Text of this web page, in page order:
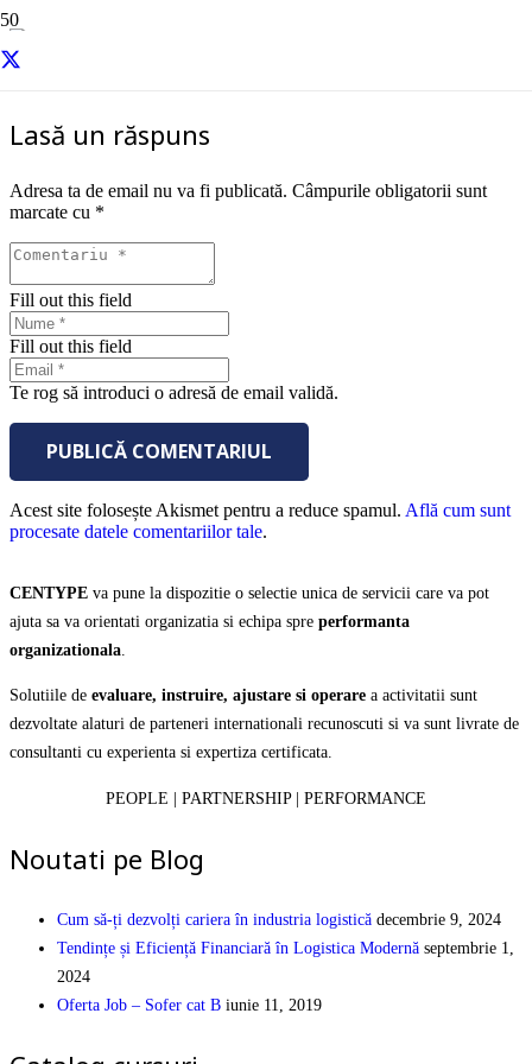
Lasă un răspuns
Adresa ta de email nu va fi publicată. Câmpurile obligatorii sunt
marcate cu *
Fill out this field
Fill out this field
Te rog să introduci o adresă de email validă.
PUBLICĂ COMENTARIUL
Acest site folosește Akismet pentru a reduce spamul. Află cum sunt
procesate datele comentariilor tale.
CENTYPE va pune la dispozitie o selectie unica de servicii care va pot
ajuta sa va orientati organizatia si echipa spre performanta
organizationala
Solutiile de evaluare, instruire, ajustare si operare a activitatii sunt
dezvoltate alaturi de parteneri internationali recunoscuti si va sunt livrate de
consultanti cu experienta si expertiza certificata.
PEOPLE | PARTNERSHIP | PERFORMANCE
Noutati pe Blog
Cum să-ți dezvolți cariera în industria logistică decembrie 9, 2024
Tendințe și Eficiență Financiară în Logistica Modernă septembrie 1,
2024
Oferta Job – Sofer cat B iunie 11, 2019